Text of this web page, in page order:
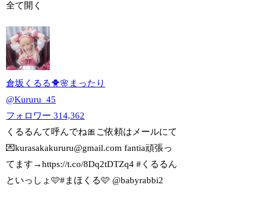
全て開く
倉坂くるる🐥🌸まったり
@Kururu_45
フォロワー314,362
くるるんて呼んでね🎀ご依頼はメールにて
💌kurasakakururu@gmail.com fantia頑張っ
てます→https://t.co/8Dq2tDTZq4 #くるるん
といっしょ🩷#まほくる🩷 @babyrabbi2